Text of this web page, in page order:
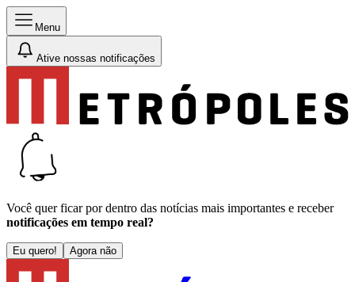
Menu
Ative nossas notificações
Você quer ficar por dentro das notícias mais importantes e receber
notificações em tempo real?
Eu quero! Agora não